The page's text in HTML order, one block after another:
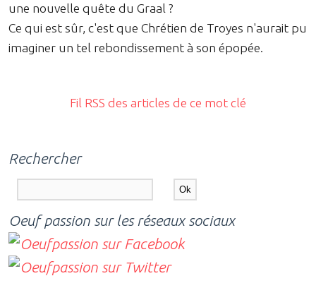
une nouvelle quête du Graal ?
Ce qui est sûr, c'est que Chrétien de Troyes n'aurait pu
imaginer un tel rebondissement à son épopée.
Fil RSS des articles de ce mot clé
Rechercher
Oeuf passion sur les réseaux sociaux